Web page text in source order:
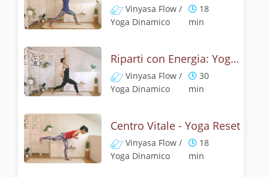
Vinyasa Flow /
Yoga Dinamico
18
min
Riparti con Energia: Yoga Reset
Vinyasa Flow /
Yoga Dinamico
30
min
Centro Vitale - Yoga Reset
Vinyasa Flow /
Yoga Dinamico
18
min